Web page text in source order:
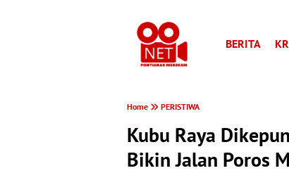
BERITA
Home PERISTIWA
Kubu Raya
Bikin Jalan Poros